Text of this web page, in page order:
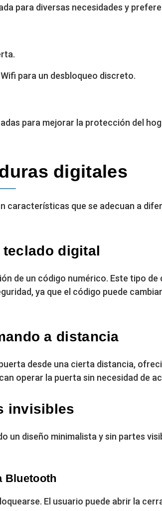
para diversas necesidades y
para un desbloqueo discreto.
para mejorar la protección del
digitales
características que se adecuan a
digital
de un código numérico. Este tipo
ya que el código puede
a distancia
desde una cierta distancia,
operar la puerta sin necesidad de
invisibles
diseño minimalista y sin partes
Bluetooth
El usuario puede abrir la